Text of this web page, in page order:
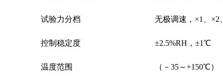
试验力分档 无极调速，×1、×2
控制稳定度 ±2.5%RH，±1℃
温度范围 （－35～+150℃